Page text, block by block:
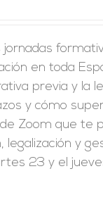
jornadas
en toda
previa y la
y cómo
Zoom que te
y
23 y el